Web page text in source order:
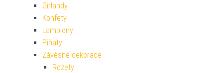
Girlandy
Konfety
Lampiony
Piňaty
Závěsné dekorace
Rozety